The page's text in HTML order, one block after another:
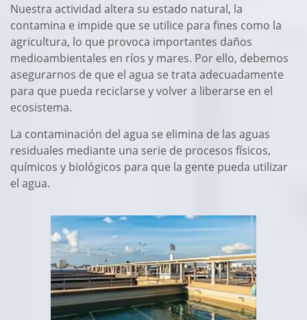
Nuestra actividad altera su estado natural, la
contamina e impide que se utilice para fines como la
agricultura, lo que provoca importantes daños
medioambientales en ríos y mares. Por ello, debemos
asegurarnos de que el agua se trata adecuadamente
para que pueda reciclarse y volver a liberarse en el
ecosistema.
La contaminación del agua se elimina de las aguas
residuales mediante una serie de procesos físicos,
químicos y biológicos para que la gente pueda utilizar
el agua.